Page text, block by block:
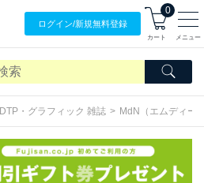
ログイン/新規無料登録
0
カート メニュー
DTP・グラフィック 雑誌 MdN（エムディー